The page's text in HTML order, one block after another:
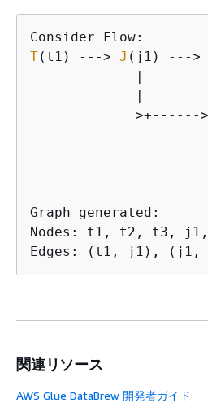
T(t1) ---> J (j1) --->
|
|
>+------
Graph generated:
Nodes: t1, t2, t3,
Edges: (t1, j1),
関連リソース
AWS Glue DataBrew 開発者ガイド